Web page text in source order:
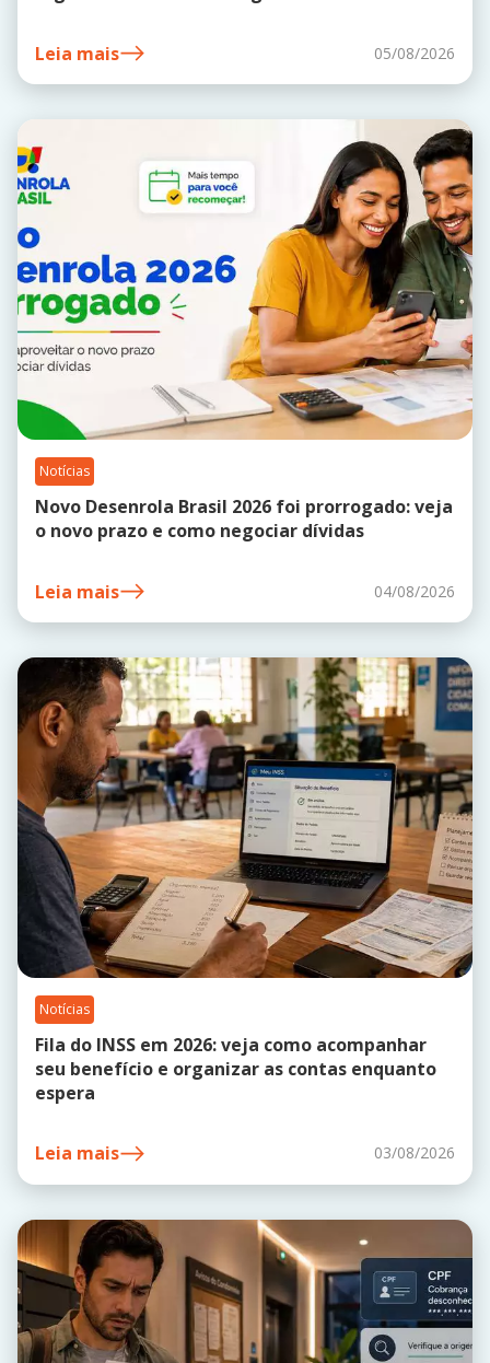
Leia mais 05/08/2026
Notícias
Novo Desenrola Brasil 2026 foi prorrogado: veja
o novo prazo e como negociar dívidas
Leia mais 04/08/2026
Notícias
Fila do INSS em 2026: veja como acompanhar
seu benefício e organizar as contas enquanto
espera
Leia mais 03/08/2026